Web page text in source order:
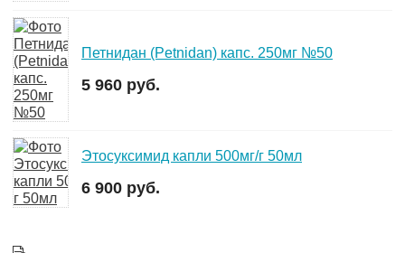
Петнидан (Petnidan) капс. 250мг №50
5 960 руб.
Этосуксимид капли 500мг/г 50мл
6 900 руб.